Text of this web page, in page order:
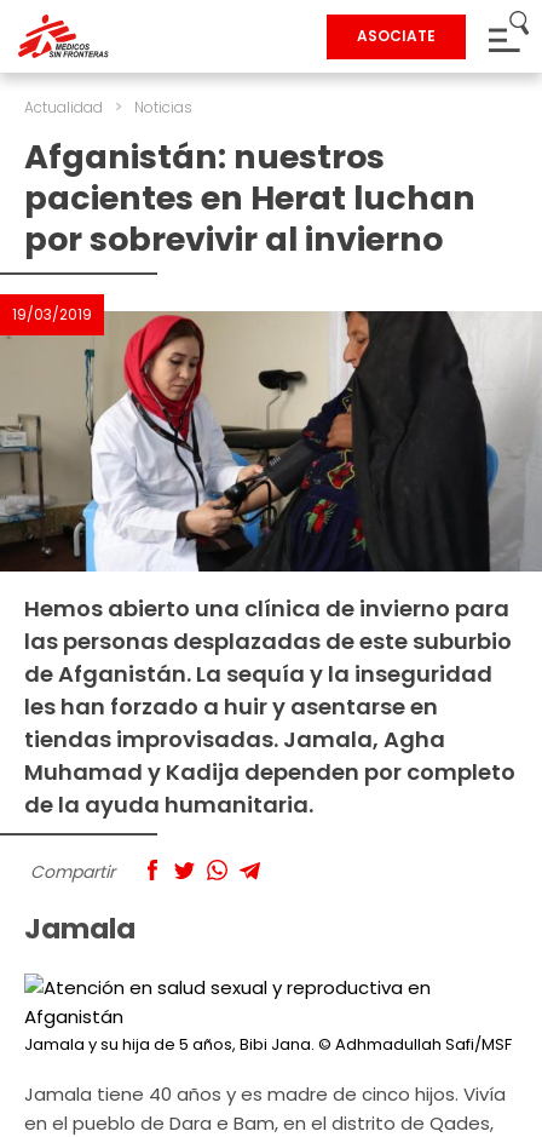
ASOCIATE
Actualidad > Noticias
Afganistán: nuestros
pacientes en Herat luchan
por sobrevivir al invierno
19/03/2019
Hemos abierto una clínica de invierno para
las personas desplazadas de este suburbio
de Afganistán. La sequía y la inseguridad
les han forzado a huir y asentarse en
tiendas improvisadas. Jamala, Agha
Muhamad y Kadija dependen por completo
de la ayuda humanitaria.
Compartir
Jamala
Jamala y su hija de 5 años, Bibi Jana. © Adhmadullah Safi/MSF
Jamala tiene 40 años y es madre de cinco hijos. Vivía
en el pueblo de Dara e Bam, en el distrito de Qades,